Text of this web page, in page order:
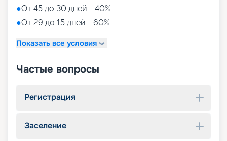
●От 45 до 30 дней - 40%
●От 29 до 15 дней - 60%
Показать все условия
Частые вопросы
Регистрация
Заселение